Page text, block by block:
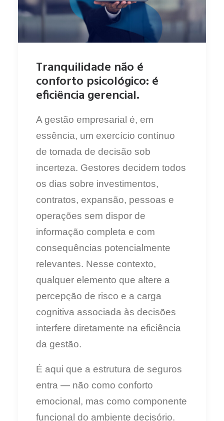
Tranquilidade não é
conforto psicológico: é
eficiência gerencial.
A gestão empresarial é, em
essência, um exercício contínuo
de tomada de decisão sob
incerteza. Gestores decidem todos
os dias sobre investimentos,
contratos, expansão, pessoas e
operações sem dispor de
informação completa e com
consequências potencialmente
relevantes. Nesse contexto,
qualquer elemento que altere a
percepção de risco e a carga
cognitiva associada às decisões
interfere diretamente na eficiência
da gestão.
É aqui que a estrutura de seguros
entra — não como conforto
emocional, mas como componente
funcional do ambiente decisório.